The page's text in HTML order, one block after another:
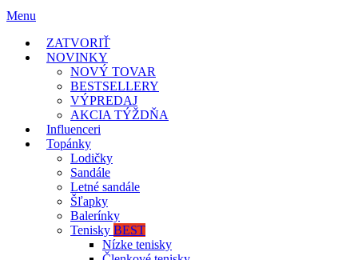
Menu
ZATVORIŤ
NOVINKY
NOVÝ TOVAR
BESTSELLERY
VÝPREDAJ
AKCIA TÝŽDŇA
Influenceri
Topánky
Lodičky
Sandále
Letné sandále
Šľapky
Balerínky
Tenisky BEST
Nízke tenisky